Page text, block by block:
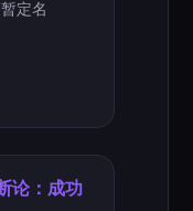
定名
论：成功